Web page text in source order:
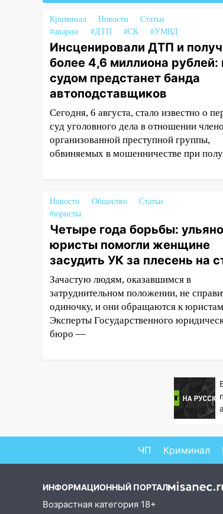
завели дело на агрессивную
женщину
15:47 На улице Радищева
сбили курьера: крупная
в Ульяновске
15:15 Проводил до квартиры и
ограбил: новый кавалер
женщины оказался
рецидивистом
14:26 В Ульяновске ограничат
передумать увольняться, если
им повысят зарплату
14:01 Инсценировали ДТП и
получили более 4,6 миллиона
рублей: перед судом
автоподставщиков
13:36 В Инзе произошел
крупный пожар
13:00
жестоком обращении с
Миллион на
схему с чужими проездными
накопил 120 тысяч долга
Криминал Новости
Статьи
#аварии
#ДТП #СК #УМВД
Инсценировали ДТП и
более 4,6 миллиона рублей:
судом предстанет банда
автоподставщиков
Сегодня, 6 августа, стало известно о
суд уголовного дела в отношении
организованной преступной группы,
обвиняемых в мошенничестве при
Новости Общество
Статьи
#юристы
Четыре года борьбы:
юристы помогли женщине
засудить УК за плесень на
Зачастую людям, оказавшимся в
затруднительном положении, не
одиночку, и они обращаются к
Эксперты Государственного
бюро —
ЧП Криминал
ИНФОРМАЦИОННЫЙ ПОРТАЛ
Возрастная категория 18+